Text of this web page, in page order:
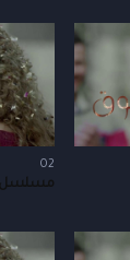
02
مسلسل